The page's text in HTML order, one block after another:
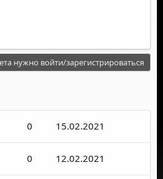
нужно войти/зарегистрироваться
0 15.02.2021
0 12.02.2021